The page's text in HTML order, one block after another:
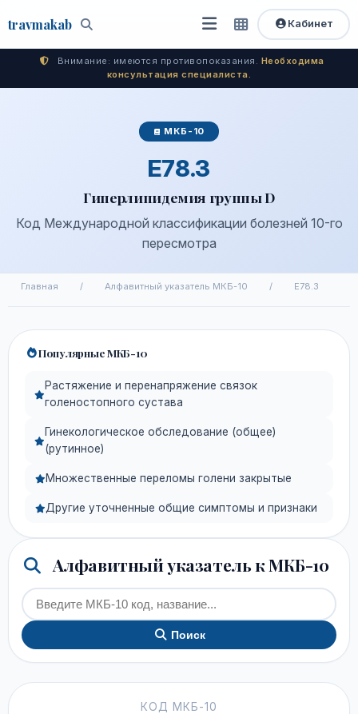
travmakab Поиск
Открыть
меню
Быстрый
доступ
Кабинет
Внимание: имеются противопоказания. Необходима
консультация специалиста.
МКБ-10
E78.3
Гиперлипидемия группы D
Код Международной классификации болезней 10-го
пересмотра
Главная / Алфавитный указатель МКБ-10 / E78.3
Популярные МКБ-10
Растяжение и перенапряжение связок
голеностопного сустава
Гинекологическое обследование (общее)
(рутинное)
Множественные переломы голени закрытые
Другие уточненные общие симптомы и признаки
Алфавитный указатель к МКБ-10
Поиск
КОД МКБ-10